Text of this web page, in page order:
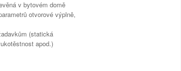
v bytovém domě
otvorové výplně,
(statická
apod.)